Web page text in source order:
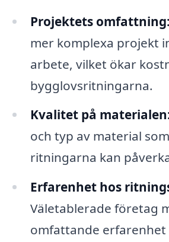
Projektets omfattning:
mer komplexa projekt
arbete, vilket ökar
bygglovsritningarna.
Kvalitet på
och typ av material
ritningarna kan
Erfarenhet hos
Väletablerade företag
omfattande erfarenhet